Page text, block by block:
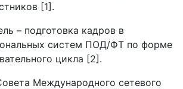
[1].
– подготовка кадров в
систем ПОД/ФТ по форме
цикла [2].
Международного сетевого